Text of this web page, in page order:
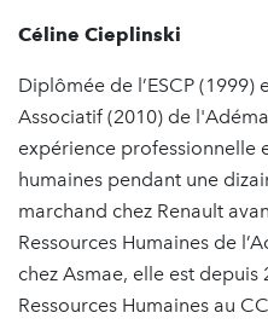
Céline Cieplinski
Diplômée de l’ESCP
Associatif (2010) de
expérience professionnelle
humaines pendant une
marchand chez Renault
Ressources Humaines de
chez Asmae, elle est
Ressources Humaines au